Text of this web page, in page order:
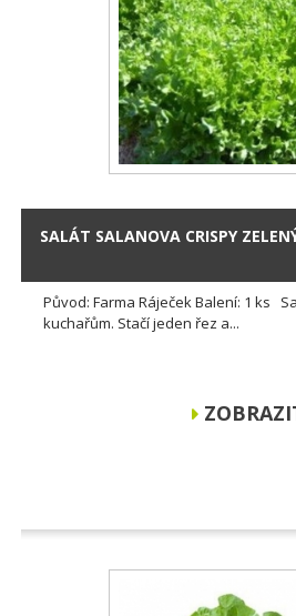
SALÁT SALANOVA CRISPY
Původ: Farma Ráječek Balení: 1 ks
kuchařům. Stačí jeden řez a...